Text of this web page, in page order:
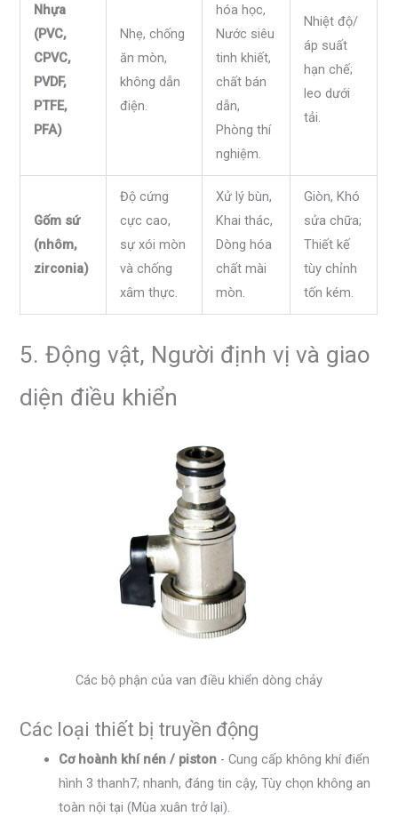
Nhựa
(PVC,
CPVC,
PVDF,
PTFE,
PFA)
Nhẹ, chống
ăn mòn,
không dẫn
điện.
hóa học,
Nước siêu
tinh khiết,
chất bán
dẫn,
Phòng thí
nghiệm.
Nhiệt độ/
áp suất
hạn chế;
leo dưới
tải.
Gốm sứ
(nhôm,
zirconia)
Độ cứng
cực cao,
sự xói mòn
và chống
xâm thực.
Xử lý bùn,
Khai thác,
Dòng hóa
chất mài
mòn.
Giòn, Khó
sửa chữa;
Thiết kế
tùy chỉnh
tốn kém.
5. Động vật, Người định vị và giao
diện điều khiển
Các bộ phận của van điều khiển dòng chảy
Các loại thiết bị truyền động
Cơ hoành khí nén / piston - Cung cấp không khí điển
hình 3 thanh7; nhanh, đáng tin cậy, Tùy chọn không an
toàn nội tại (Mùa xuân trở lại).